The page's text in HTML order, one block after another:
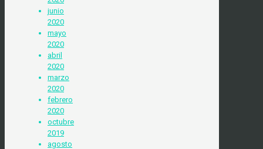
junio
2020
mayo
2020
abril
2020
marzo
2020
febrero
2020
octubre
2019
agosto